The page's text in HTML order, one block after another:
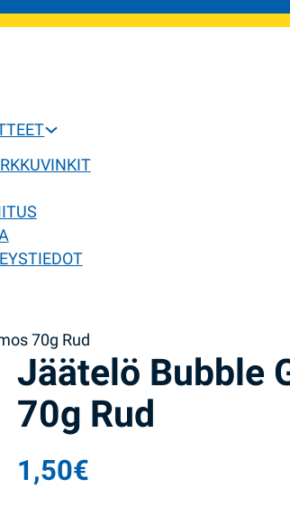
70g Rud
Jäätelö Bubble
70g Rud
1,50€